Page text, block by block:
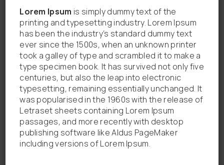
firanden och sociala tillställningar.
Passar både företag och privata
grupper
Helt inomhus
Inga förkunskaper krävs
Boka ett escape room i Solna nu!
Lorem Ipsum is simply dummy text of the
printing and typesetting industry. Lorem Ipsum
has been the industry’s standard dummy text
ever since the 1500s, when an unknown printer
took a galley of type and scrambled it to make a
type specimen book. It has survived not only five
centuries, but also the leap into electronic
typesetting, remaining essentially unchanged. It
was popularised in the 1960s with the release of
Letraset sheets containing Lorem Ipsum
passages, and more recently with desktop
publishing software like Aldus PageMaker
including versions of Lorem Ipsum.